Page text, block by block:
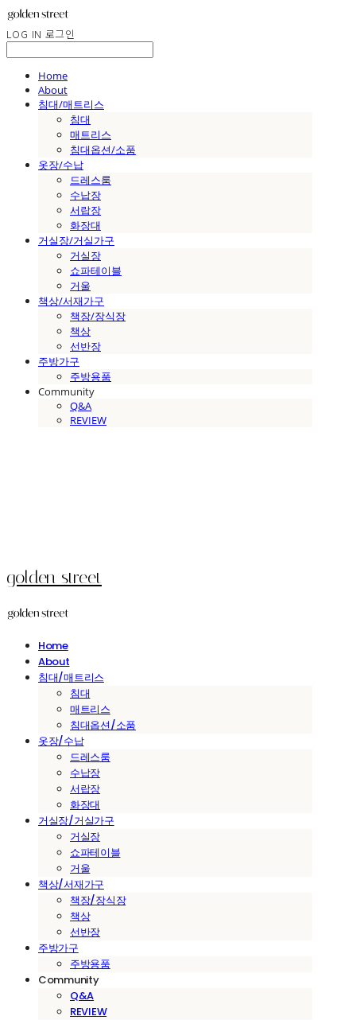
LOG IN 로그인
Home
About
침대/매트리스
침대
매트리스
침대옵션/소품
옷장/수납
드레스룸
수납장
서랍장
화장대
거실장/거실가구
거실장
쇼파테이블
거울
책상/서재가구
책장/장식장
책상
선반장
주방가구
주방용품
Community
Q&A
REVIEW
golden street
Home
About
침대/매트리스
침대
매트리스
침대옵션/소품
옷장/수납
드레스룸
수납장
서랍장
화장대
거실장/거실가구
거실장
쇼파테이블
거울
책상/서재가구
책장/장식장
책상
선반장
주방가구
주방용품
Community
Q&A
REVIEW